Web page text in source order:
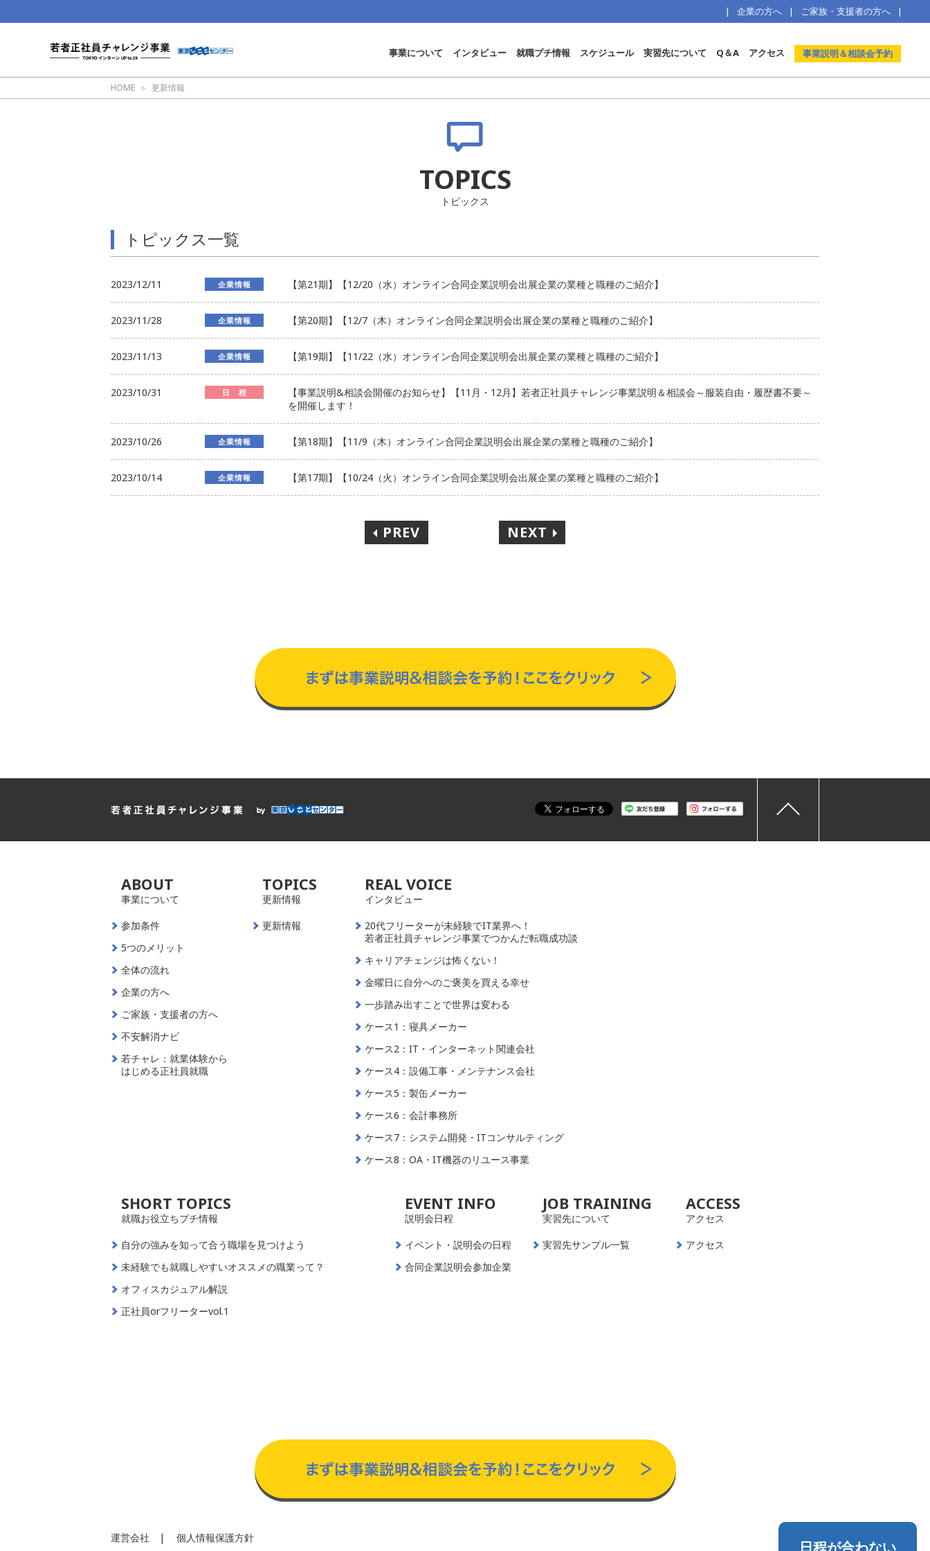
企業の方へ ご家族・支援者の方へ
事業について インタビュー 就職プチ情報 スケジュール 実習先について Q＆A アクセス 事業説明＆相談会予約
HOME 更新情報
TOPICS
トピックス
トピックス一覧
2023/12/11 企業情報 【第21期】【12/20（水）オンライン合同企業説明会出展企業の業種と職種のご紹介】
2023/11/28 企業情報 【第20期】【12/7（木）オンライン合同企業説明会出展企業の業種と職種のご紹介】
2023/11/13 企業情報 【第19期】【11/22（水）オンライン合同企業説明会出展企業の業種と職種のご紹介】
2023/10/31 日 程
【事業説明&相談会開催のお知らせ】【11月・12月】若者正社員チャレンジ事業説明＆相談会～服装自由・履歴書不要～
を開催します！
2023/10/26 企業情報 【第18期】【11/9（木）オンライン合同企業説明会出展企業の業種と職種のご紹介】
2023/10/14 企業情報 【第17期】【10/24（火）オンライン合同企業説明会出展企業の業種と職種のご紹介】
PREV NEXT
ABOUT
事業について
参加条件
5つのメリット
全体の流れ
企業の方へ
ご家族・支援者の方へ
不安解消ナビ
若チャレ：就業体験から
はじめる正社員就職
TOPICS
更新情報
更新情報
REAL VOICE
インタビュー
20代フリーターが未経験でIT業界へ！
若者正社員チャレンジ事業でつかんだ転職成功談
キャリアチェンジは怖くない！
金曜日に自分へのご褒美を買える幸せ
一歩踏み出すことで世界は変わる
ケース1：寝具メーカー
ケース2：IT・インターネット関連会社
ケース4：設備工事・メンテナンス会社
ケース5：製缶メーカー
ケース6：会計事務所
ケース7：システム開発・ITコンサルティング
ケース8：OA・IT機器のリユース事業
SHORT TOPICS
就職お役立ちプチ情報
自分の強みを知って合う職場を見つけよう
未経験でも就職しやすいオススメの職業って？
オフィスカジュアル解説
正社員orフリーターvol.1
EVENT INFO
説明会日程
イベント・説明会の日程
合同企業説明会参加企業
JOB TRAINING
実習先について
実習先サンプル一覧
ACCESS
アクセス
アクセス
運営会社 個人情報保護方針
日程が合わない